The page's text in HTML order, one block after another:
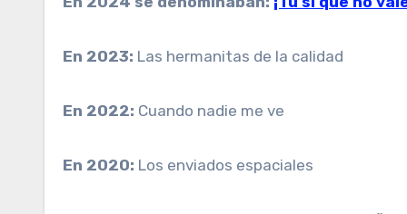
En 2023: Las hermanitas de la calidad
En 2022: Cuando nadie me ve
En 2020: Los enviados espaciales